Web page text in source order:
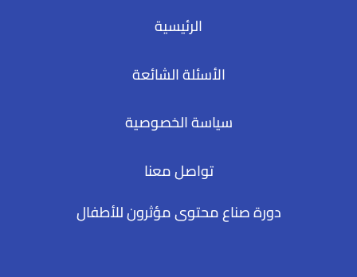
الرئيسية
الأسئلة الشائعة
سياسة الخصوصية
تواصل معنا
دورة صناع محتوى مؤثرون للأطفال